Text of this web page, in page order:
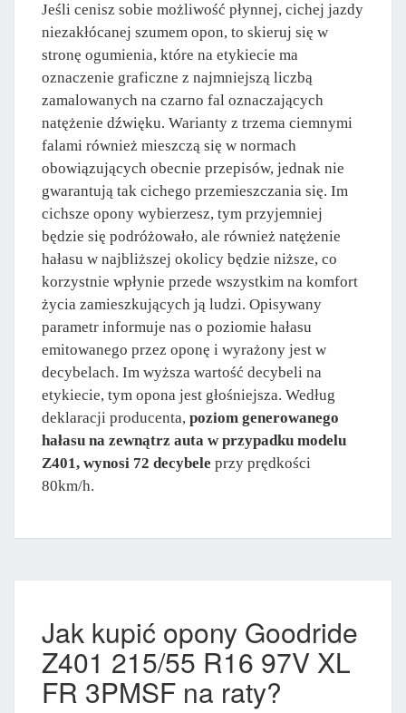
Jeśli cenisz sobie możliwość płynnej, cichej jazdy
niezakłócanej szumem opon, to skieruj się w
stronę ogumienia, które na etykiecie ma
oznaczenie graficzne z najmniejszą liczbą
zamalowanych na czarno fal oznaczających
natężenie dźwięku. Warianty z trzema ciemnymi
falami również mieszczą się w normach
obowiązujących obecnie przepisów, jednak nie
gwarantują tak cichego przemieszczania się. Im
cichsze opony wybierzesz, tym przyjemniej
będzie się podróżowało, ale również natężenie
hałasu w najbliższej okolicy będzie niższe, co
korzystnie wpłynie przede wszystkim na komfort
życia zamieszkujących ją ludzi. Opisywany
parametr informuje nas o poziomie hałasu
emitowanego przez oponę i wyrażony jest w
decybelach. Im wyższa wartość decybeli na
etykiecie, tym opona jest głośniejsza. Według
deklaracji producenta, poziom generowanego
hałasu na zewnątrz auta w przypadku modelu
Z401, wynosi 72 decybele przy prędkości
80km/h.
Jak kupić opony Goodride
Z401 215/55 R16 97V XL
FR 3PMSF na raty?